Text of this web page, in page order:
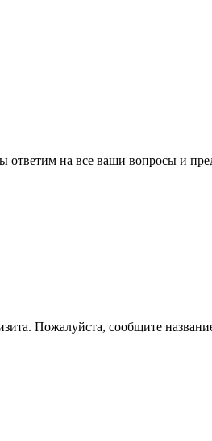
на все ваши вопросы и
Пожалуйста, сообщите